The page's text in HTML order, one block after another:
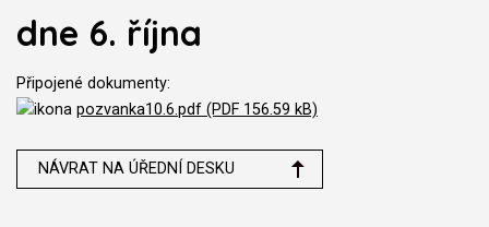
dne 6. října
Připojené dokumenty:
pozvanka10.6.pdf (PDF 156.59 kB)
NÁVRAT NA ÚŘEDNÍ DESKU